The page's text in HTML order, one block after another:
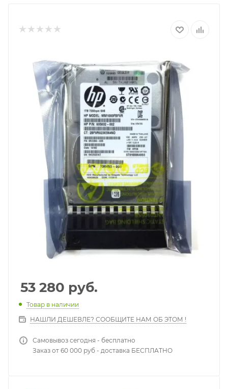
53 280 руб.
Товар в наличии
НАШЛИ ДЕШЕВЛЕ? СООБЩИТЕ НАМ ОБ ЭТОМ !
Самовывоз сегодня - бесплатно
Заказ от 60 000 руб - доставка БЕСПЛАТНО